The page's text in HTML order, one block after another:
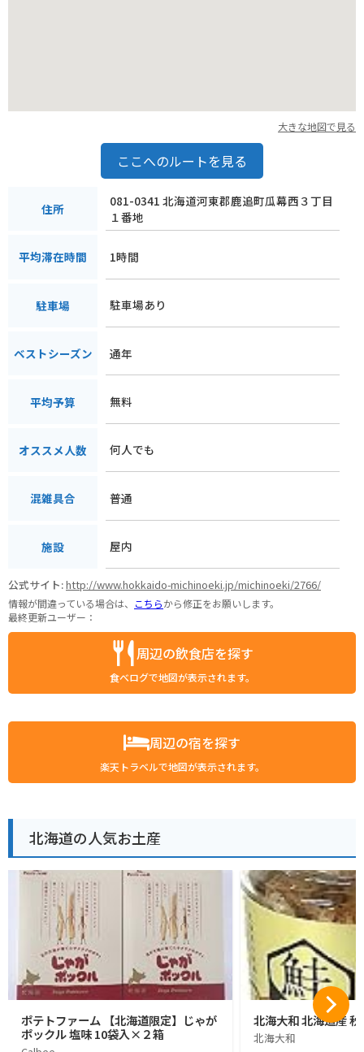
大きな地図で見る
ここへのルートを見る
住所
081-0341 北海道河東郡鹿追町瓜幕西３丁目
１番地
平均滞在時間 1時間
駐車場 駐車場あり
ベストシーズン 通年
平均予算 無料
オススメ人数 何人でも
混雑具合 普通
施設 屋内
公式サイト:http://www.hokkaido-michinoeki.jp/michinoeki/2766/
情報が間違っている場合は、 こちらから修正をお願いします。
最終更新ユーザー：
周辺の飲食店を探す
食べログで地図が表示されます。
周辺の宿を探す
楽天トラベルで地図が表示されます。
北海道の人気お土産
ポテトファーム 【北海道限定】じゃが
ポックル 塩味 10袋入×２箱
北海大和 北海道産
北海大和